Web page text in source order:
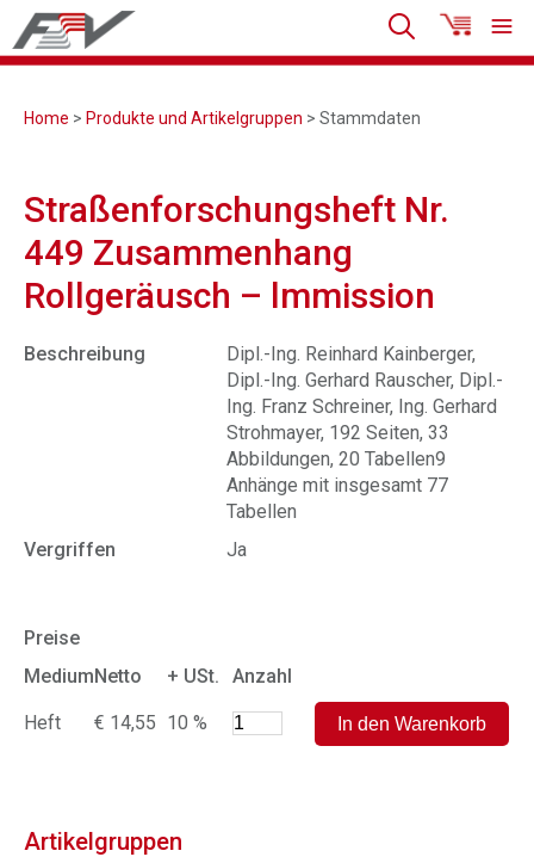
Home > Produkte und Artikelgruppen > Stammdaten
Straßenforschungsheft Nr.
449 Zusammenhang
Rollgeräusch – lmmission
Beschreibung
Dipl.-Ing. Reinhard Kainberger,
Dipl.-Ing. Gerhard Rauscher, Dipl.-
Ing. Franz Schreiner, Ing. Gerhard
Strohmayer, 192 Seiten, 33
Abbildungen, 20 Tabellen9
Anhänge mit insgesamt 77
Tabellen
Vergriffen
Ja
Preise
MediumNetto + USt. Anzahl
Heft € 14,55 10 %
Artikelgruppen